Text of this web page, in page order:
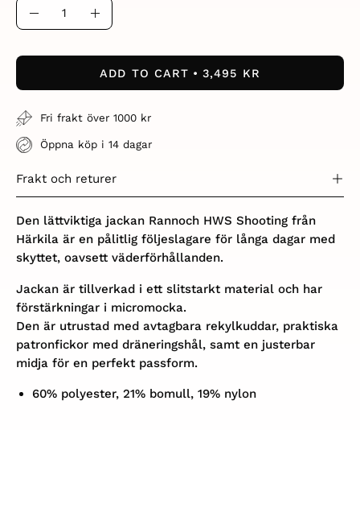
Quantity
Decrease Increase
ADD TO CART 3,495 KR
Fri frakt över 1000 kr
Öppna köp i 14 dagar
Frakt och returer
Den lättviktiga jackan Rannoch HWS Shooting från
Härkila är en pålitlig följeslagare för långa dagar med
skyttet, oavsett väderförhållanden.
Jackan är tillverkad i ett slitstarkt material och har
förstärkningar i micromocka.
Den är utrustad med avtagbara rekylkuddar, praktiska
patronfickor med dräneringshål, samt en justerbar
midja för en perfekt passform.
60% polyester, 21% bomull, 19% nylon